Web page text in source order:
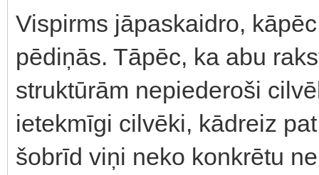
Vispirms jāpaskaidro,
pēdiņās. Tāpēc, ka abu
struktūrām nepiederoši
ietekmīgi cilvēki, kādreiz
šobrīd viņi neko konkrētu